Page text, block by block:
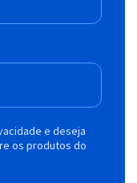
e deseja
os produtos do